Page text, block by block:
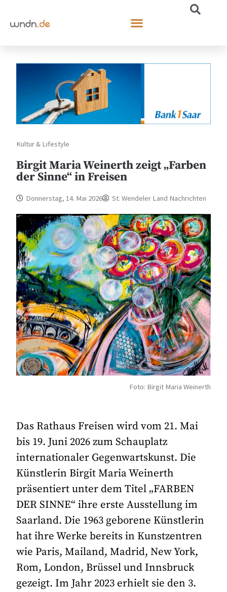
Kultur & Lifestyle
Birgit Maria Weinerth zeigt „Farben
der Sinne“ in Freisen
Donnerstag, 14. Mai 2026 St. Wendeler Land Nachrichten
Foto: Birgit Maria Weinerth
Das Rathaus Freisen wird vom 21. Mai
bis 19. Juni 2026 zum Schauplatz
internationaler Gegenwartskunst. Die
Künstlerin Birgit Maria Weinerth
präsentiert unter dem Titel „FARBEN
DER SINNE“ ihre erste Ausstellung im
Saarland. Die 1963 geborene Künstlerin
hat ihre Werke bereits in Kunstzentren
wie Paris, Mailand, Madrid, New York,
Rom, London, Brüssel und Innsbruck
gezeigt. Im Jahr 2023 erhielt sie den 3.